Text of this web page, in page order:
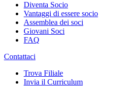
Diventa Socio
Vantaggi di essere socio
Assemblea dei soci
Giovani Soci
FAQ
Contattaci
Trova Filiale
Invia il Curriculum